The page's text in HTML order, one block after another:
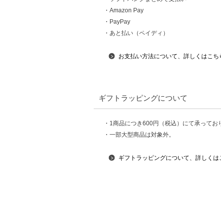
・Amazon Pay
・PayPay
・あと払い（ペイディ）
お支払い方法について、詳しくはこち
ギフトラッピングについて
・1商品につき600円（税込）にて承ってお
・一部大型商品は対象外。
ギフトラッピングについて、詳しくは